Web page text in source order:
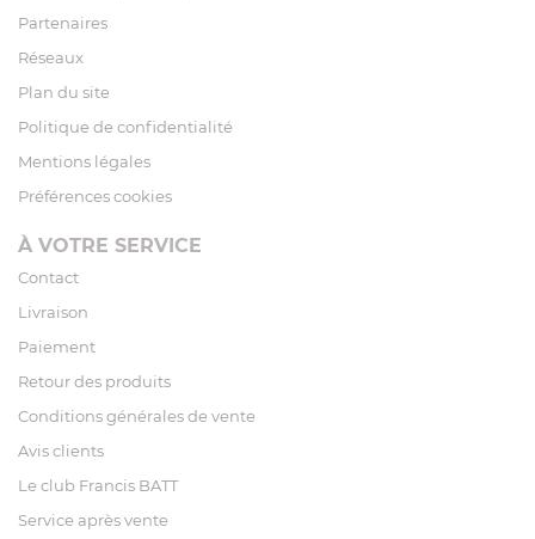
Partenaires
Réseaux
Plan du site
Politique de confidentialité
Mentions légales
Préférences cookies
À VOTRE SERVICE
Contact
Livraison
Paiement
Retour des produits
Conditions générales de vente
Avis clients
Le club Francis BATT
Service après vente